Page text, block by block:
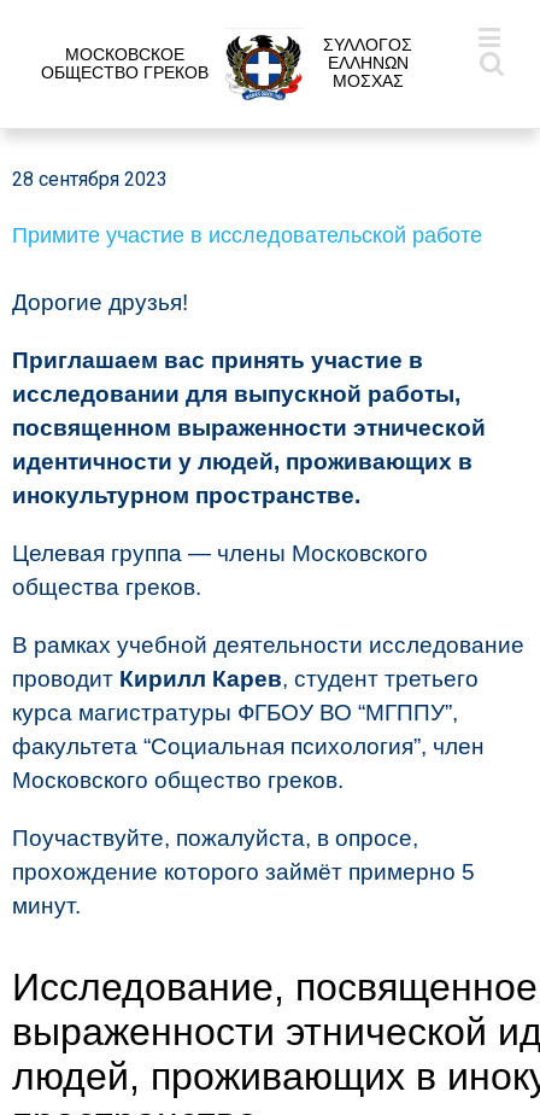
МОСКОВСКОЕ
ОБЩЕСТВО ГРЕКОВ
ΣΥΛΛΟΓΟΣ
ΕΛΛΗΝΩΝ
ΜΟΣΧΑΣ
28 сентября 2023
Примите участие в исследовательской работе
Дорогие друзья!
Приглашаем вас принять участие в
исследовании для выпускной работы,
посвященном выраженности этнической
идентичности у людей, проживающих в
инокультурном пространстве.
Целевая группа — члены Московского
общества греков.
В рамках учебной деятельности исследование
проводит Кирилл Карев, студент третьего
курса магистратуры ФГБОУ ВО “МГППУ”,
факультета “Социальная психология”, член
Московского общество греков.
Поучаствуйте, пожалуйста, в опросе,
прохождение которого займёт примерно 5
минут.